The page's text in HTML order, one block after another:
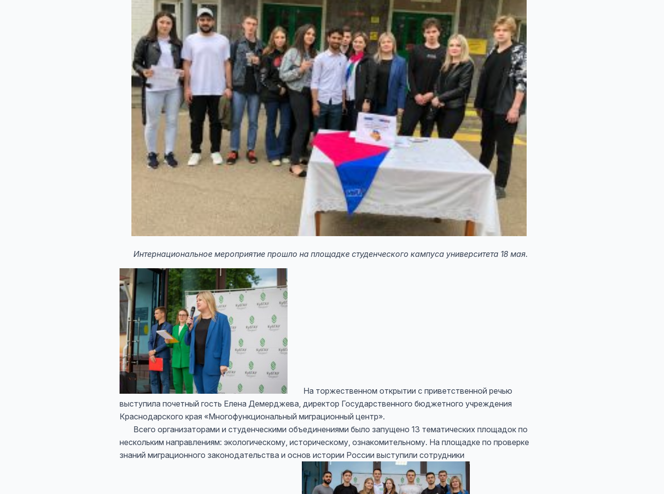
Интернациональное мероприятие прошло на площадке студенческого кампуса университета 18 мая.
На торжественном открытии с приветственной речью
выступила почетный гость Елена Демерджева, директор Государственного бюджетного учреждения
Краснодарского края «Многофункциональный миграционный центр».
Всего организаторами и студенческими объединениями было запущено 13 тематических площадок по
нескольким направлениям: экологическому, историческому, ознакомительному. На площадке по проверке
знаний миграционного законодательства и основ истории России выступили сотрудники